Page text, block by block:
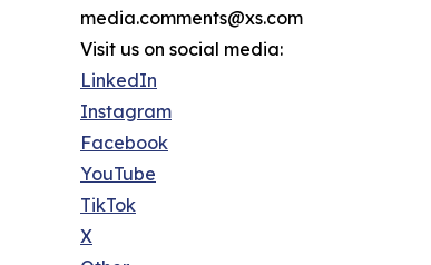
media.comments@xs.com
Visit us on social media:
LinkedIn
Instagram
Facebook
YouTube
TikTok
X